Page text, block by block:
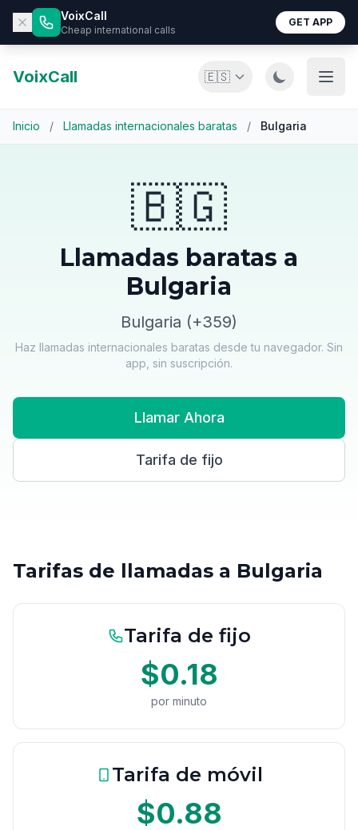
VoixCall
Cheap international calls
GET APP
VoixCall 🇪🇸
Inicio / Llamadas internacionales baratas / Bulgaria
🇧🇬
Llamadas baratas a
Bulgaria
Bulgaria (+359)
Haz llamadas internacionales baratas desde tu navegador. Sin
app, sin suscripción.
Llamar Ahora
Tarifa de fijo
Tarifas de llamadas a Bulgaria
Tarifa de fijo
$0.18
por minuto
Tarifa de móvil
$0.88